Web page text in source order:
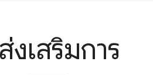
เสริมการ